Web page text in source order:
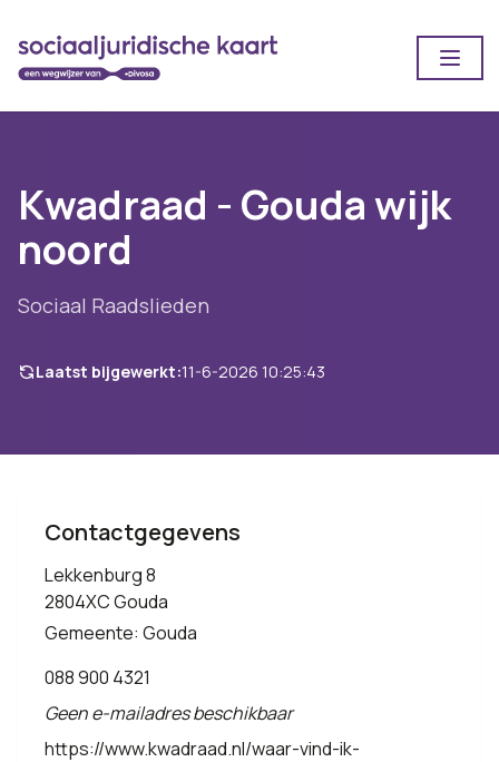
Kwadraad - Gouda wijk
noord
Sociaal Raadslieden
Laatst bijgewerkt:11-6-2026 10:25:43
Contactgegevens
Lekkenburg 8
2804XC Gouda
Gemeente: Gouda
088 900 4321
Geen e-mailadres beschikbaar
https://www.kwadraad.nl/waar-vind-ik-